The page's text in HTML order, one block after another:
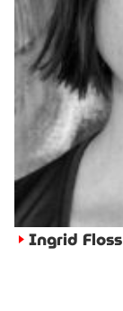
► Ingrid Floss